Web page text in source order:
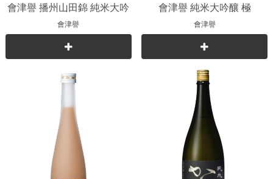
會津譽 播州山田錦 純米大吟
釀
會津譽
會津譽 純米大吟釀 極
會津譽